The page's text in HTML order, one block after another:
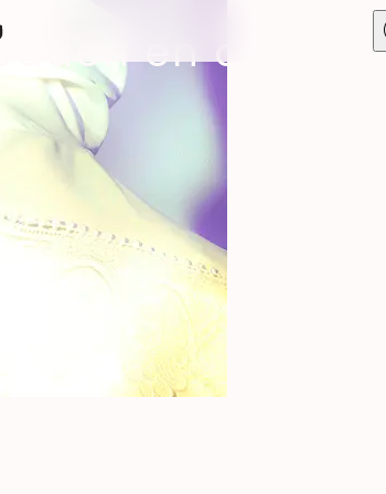
Genot & praktijken
Fantasie
Voorspel
Libertinage
Verkenning
Sekspeeltjes & toys
Groepsseks & meervoudige
Verleiding, daten & relaties
Astrologie
Dating & Verleiding
Onenightstands & Sexfriends
en dan